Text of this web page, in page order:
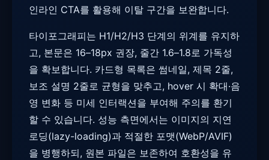
인라인 CTA를 활용해 이탈 구간을 보완합니다.
타이포그래피는 H1/H2/H3 단계의 위계를 유지하
고, 본문은 16–18px 권장, 줄간 1.6–1.8로 가독성
을 확보합니다. 카드형 목록은 썸네일, 제목 2줄,
보조 설명 2줄로 균형을 맞추고, hover 시 확대·음
영 변화 등 미세 인터랙션을 부여해 주의를 환기
할 수 있습니다. 성능 측면에서는 이미지의 지연
로딩(lazy-loading)과 적절한 포맷(WebP/AVIF)
을 병행하되, 원본 파일은 보존하여 호환성을 유